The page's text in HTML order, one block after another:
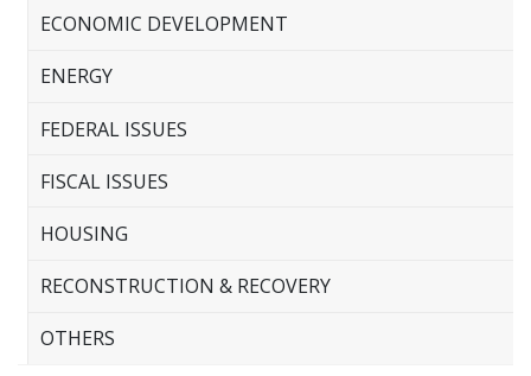
ECONOMIC DEVELOPMENT
ENERGY
FEDERAL ISSUES
FISCAL ISSUES
HOUSING
RECONSTRUCTION & RECOVERY
OTHERS